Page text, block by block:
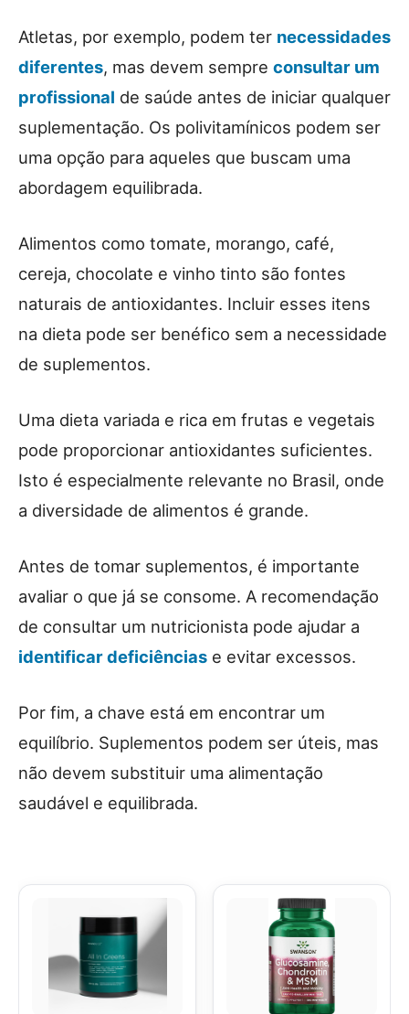
Atletas, por exemplo, podem ter necessidades
diferentes, mas devem sempre consultar um
profissional de saúde antes de iniciar qualquer
suplementação. Os polivitamínicos podem ser
uma opção para aqueles que buscam uma
abordagem equilibrada.
Alimentos como tomate, morango, café,
cereja, chocolate e vinho tinto são fontes
naturais de antioxidantes. Incluir esses itens
na dieta pode ser benéfico sem a necessidade
de suplementos.
Uma dieta variada e rica em frutas e vegetais
pode proporcionar antioxidantes suficientes.
Isto é especialmente relevante no Brasil, onde
a diversidade de alimentos é grande.
Antes de tomar suplementos, é importante
avaliar o que já se consome. A recomendação
de consultar um nutricionista pode ajudar a
identificar deficiências e evitar excessos.
Por fim, a chave está em encontrar um
equilíbrio. Suplementos podem ser úteis, mas
não devem substituir uma alimentação
saudável e equilibrada.